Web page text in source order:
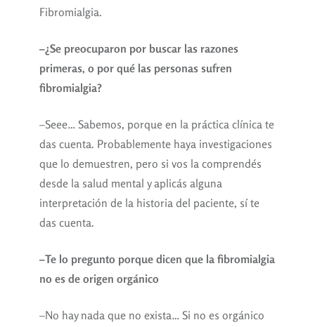
Fibromialgia.
–¿Se preocuparon por buscar las razones
primeras, o por qué las personas sufren
fibromialgia?
–Seee… Sabemos, porque en la práctica clínica te
das cuenta. Probablemente haya investigaciones
que lo demuestren, pero si vos la comprendés
desde la salud mental y aplicás alguna
interpretación de la historia del paciente, sí te
das cuenta.
–Te lo pregunto porque dicen que la fibromialgia
no es de origen orgánico
–No hay nada que no exista… Si no es orgánico